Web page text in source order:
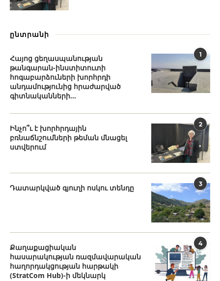
ընտրանի
1
Հայոց ցեղասպանության
թանգարան-ինստիտուտի
հոգաբարձուների խորհրդի
անդամությունից հրաժարված
գիտնականների...
2
Ինչո՞ւ է խորհրդային
բռնաճնշումների թեման մնացել
ստվերում
3
Դատարկված գյուղի ոսկու տենդը
4
Քաղաքացիական
հասարակության ռազմավարական
հաղորդակցության հարթակի
(StratCom Hub)-ի մեկնարկ